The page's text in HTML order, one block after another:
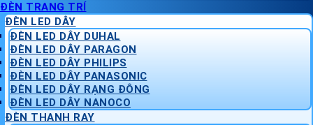
ĐÈN TRANG TRÍ
ĐÈN LED DÂY
ĐÈN LED DÂY DUHAL
ĐÈN LED DÂY PARAGON
ĐÈN LED DÂY PHILIPS
ĐÈN LED DÂY PANASONIC
ĐÈN LED DÂY RẠNG ĐÔNG
ĐÈN LED DÂY NANOCO
ĐÈN THANH RAY